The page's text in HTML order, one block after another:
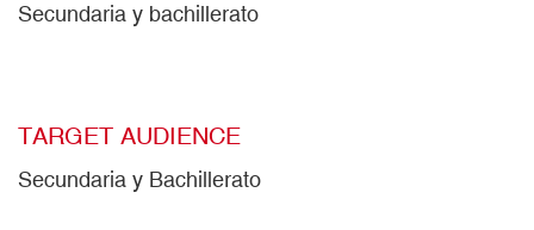
Secundaria y bachillerato
TARGET AUDIENCE
Secundaria y Bachillerato